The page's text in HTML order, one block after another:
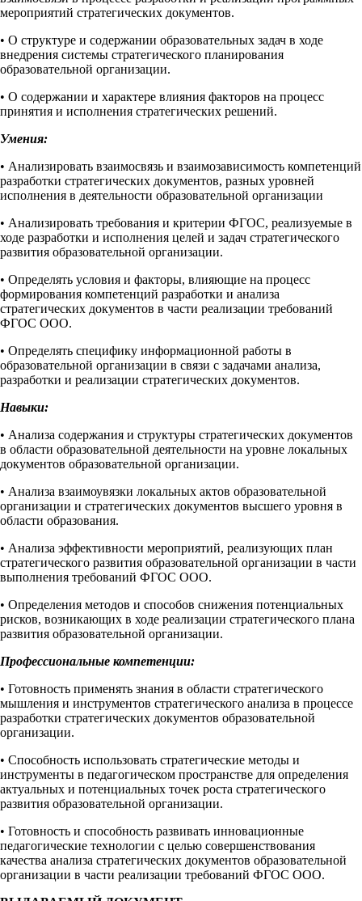
мероприятий стратегических документов.
• О структуре и содержании образовательных задач в ходе
внедрения системы стратегического планирования
образовательной организации.
• О содержании и характере влияния факторов на процесс
принятия и исполнения стратегических решений.
Умения:
• Анализировать взаимосвязь и взаимозависимость компетенций
разработки стратегических документов, разных уровней
исполнения в деятельности образовательной организации
• Анализировать требования и критерии ФГОС, реализуемые в
ходе разработки и исполнения целей и задач стратегического
развития образовательной организации.
• Определять условия и факторы, влияющие на процесс
формирования компетенций разработки и анализа
стратегических документов в части реализации требований
ФГОС ООО.
• Определять специфику информационной работы в
образовательной организации в связи с задачами анализа,
разработки и реализации стратегических документов.
Навыки:
• Анализа содержания и структуры стратегических документов
в области образовательной деятельности на уровне локальных
документов образовательной организации.
• Анализа взаимоувязки локальных актов образовательной
организации и стратегических документов высшего уровня в
области образования.
• Анализа эффективности мероприятий, реализующих план
стратегического развития образовательной организации в части
выполнения требований ФГОС ООО.
• Определения методов и способов снижения потенциальных
рисков, возникающих в ходе реализации стратегического плана
развития образовательной организации.
Профессиональные компетенции:
• Готовность применять знания в области стратегического
мышления и инструментов стратегического анализа в процессе
разработки стратегических документов образовательной
организации.
• Способность использовать стратегические методы и
инструменты в педагогическом пространстве для определения
актуальных и потенциальных точек роста стратегического
развития образовательной организации.
• Готовность и способность развивать инновационные
педагогические технологии с целью совершенствования
качества анализа стратегических документов образовательной
организации в части реализации требований ФГОС ООО.